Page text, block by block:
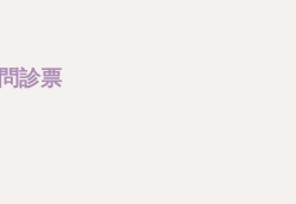
問診票